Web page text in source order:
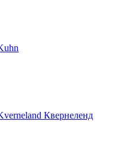
Квернеленд